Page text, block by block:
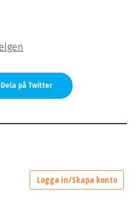
Dela på Twitter